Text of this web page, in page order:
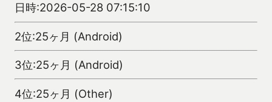
日時:2026-05-28 07:15:10
2位:25ヶ月 (Android)
3位:25ヶ月 (Android)
4位:25ヶ月 (Other)